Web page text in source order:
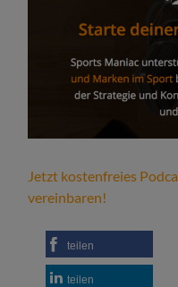
Jetzt kostenfreies
vereinbaren!
teilen
teilen